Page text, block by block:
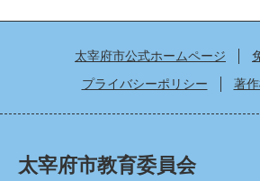
太宰府市公式ホームページ
プライバシーポリシー
著
太宰府市教育委員会